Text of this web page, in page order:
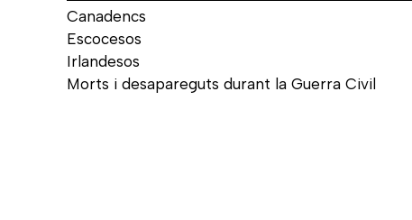
Canadencs
Escocesos
Irlandesos
Morts i desapareguts durant la Guerra Civil